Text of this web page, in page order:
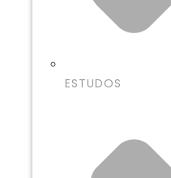
ESTUDOS